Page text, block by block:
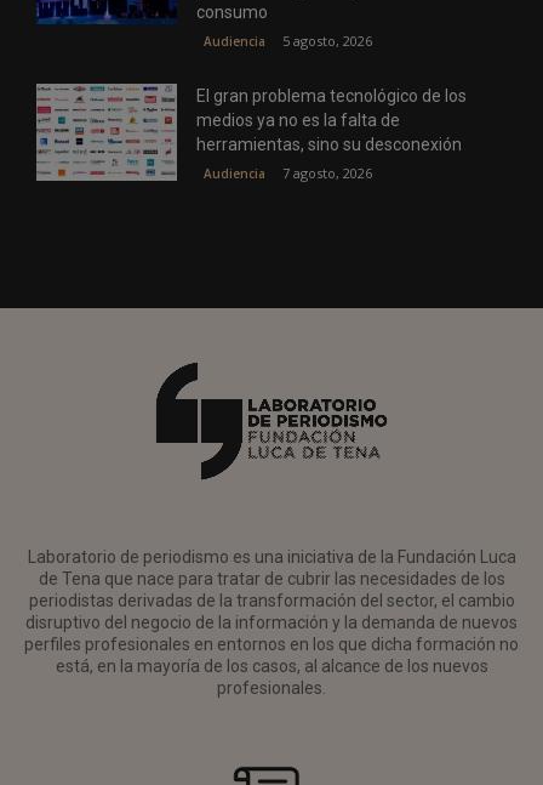
consumo
Audiencia 5 agosto, 2026
El gran problema tecnológico de los
medios ya no es la falta de
herramientas, sino su desconexión
Audiencia 7 agosto, 2026
Laboratorio de periodismo es una iniciativa de la Fundación Luca
de Tena que nace para tratar de cubrir las necesidades de los
periodistas derivadas de la transformación del sector, el cambio
disruptivo del negocio de la información y la demanda de nuevos
perfiles profesionales en entornos en los que dicha formación no
está, en la mayoría de los casos, al alcance de los nuevos
profesionales.